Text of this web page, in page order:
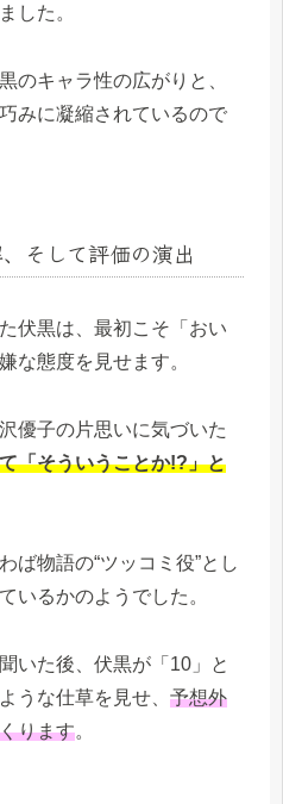
した。
のキャラ性の広がりと、
みに凝縮されているので
そして評価の演出
伏黒は、最初こそ「おい
な態度を見せます。
優子の片思いに気づいた
「そういうことか!?」と
ば物語の“ツッコミ役”とし
いるかのようでした。
いた後、伏黒が「10」と
うな仕草を見せ、 予想外
ります。